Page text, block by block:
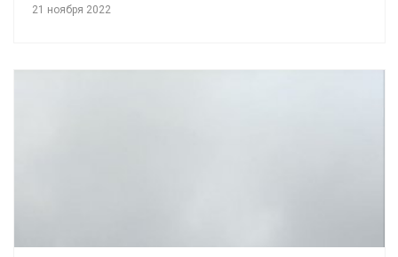
21 ноября 2022